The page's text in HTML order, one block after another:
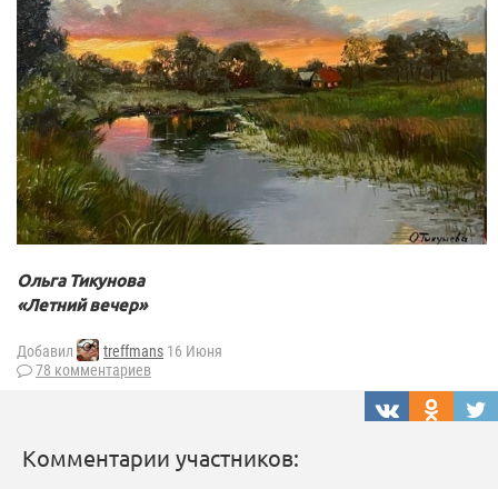
Ольга Тикунова
«Летний вечер»
Добавил treffmans 16 Июня
78 комментариев
Комментарии участников: